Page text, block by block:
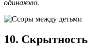
одинаково.
10. Скрытность